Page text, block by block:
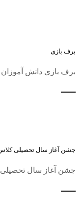
برف بازی
برف بازی دانش آموزان
جشن آغاز سال تحصیلی
جشن آغاز سال تحصیلی